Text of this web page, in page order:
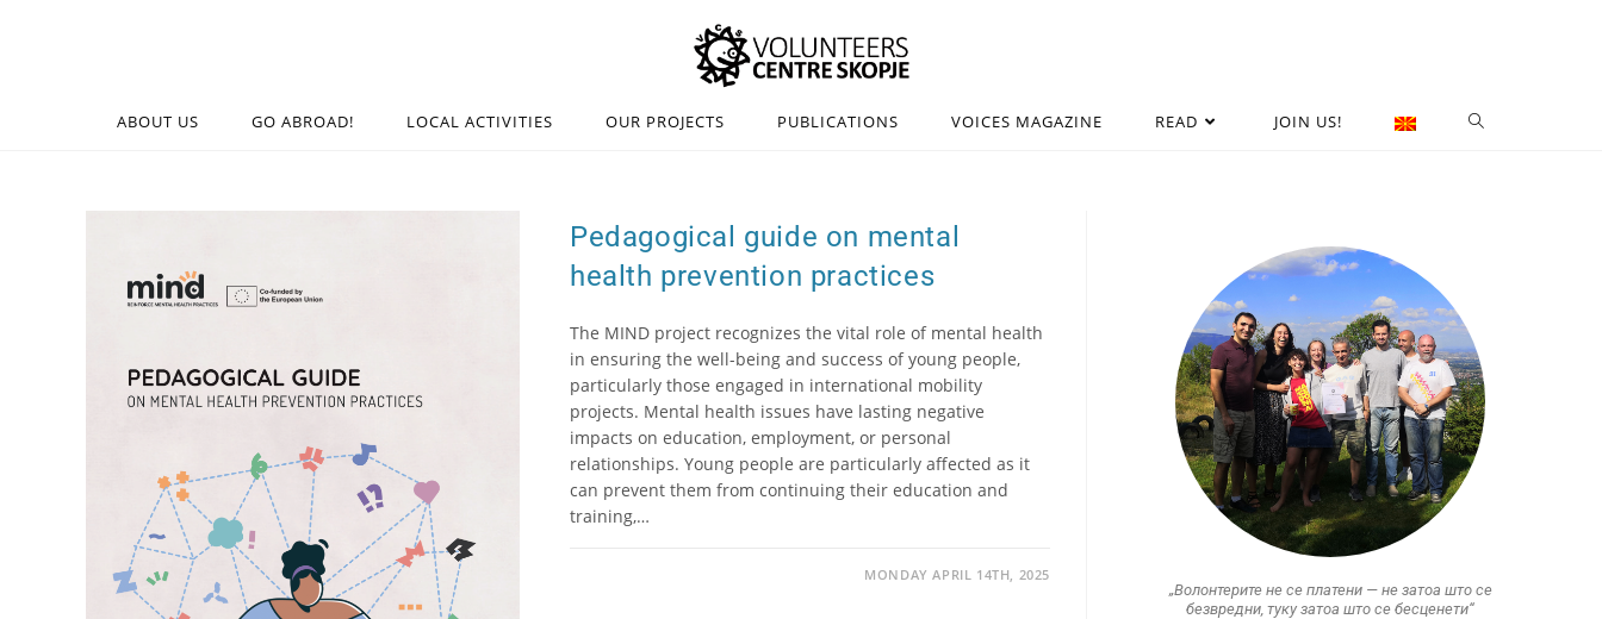
ABOUT US GO ABROAD! LOCAL ACTIVITIES OUR PROJECTS PUBLICATIONS VOICES MAGAZINE READ JOIN US!
Pedagogical guide on mental
health prevention practices
The MIND project recognizes the vital role of mental health
in ensuring the well-being and success of young people,
particularly those engaged in international mobility
projects. Mental health issues have lasting negative
impacts on education, employment, or personal
relationships. Young people are particularly affected as it
can prevent them from continuing their education and
training,…
MONDAY APRIL 14TH, 2025
„Волонтерите не се платени — не затоа што се
безвредни, туку затоа што се бесценети“